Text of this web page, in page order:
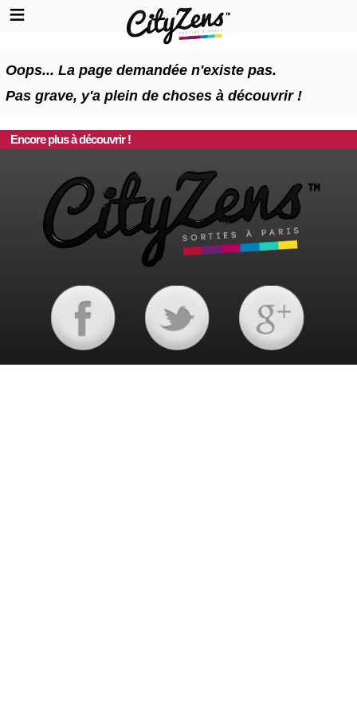
Oops... La page demandée n'existe pas.
Pas grave, y'a plein de choses à découvrir !
Encore plus à découvrir !